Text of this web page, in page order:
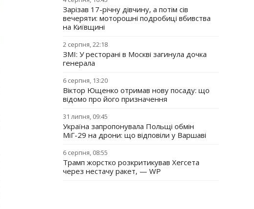
Зарізав 17-річну дівчину, а потім сів
вечеряти: моторошні подробиці вбивства
на Київщині
2 серпня, 22:18
ЗМІ: У ресторані в Москві загинула дочка
генерала
6 серпня, 13:20
Віктор Ющенко отримав нову посаду: що
відомо про його призначення
31 липня, 09:45
Україна запропонувала Польщі обмін
МіГ-29 на дрони: що відповіли у Варшаві
6 серпня, 08:55
Трамп жорстко розкритикував Хегсета
через нестачу ракет, — WP